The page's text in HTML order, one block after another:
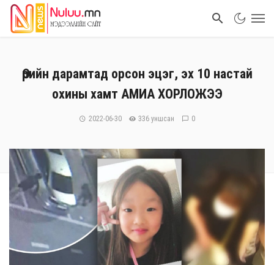
Өрийн дарамтад орсон эцэг, эх 10 настай
охины хамт АМИА ХОРЛОЖЭЭ
2022-06-30 336 уншсан 0